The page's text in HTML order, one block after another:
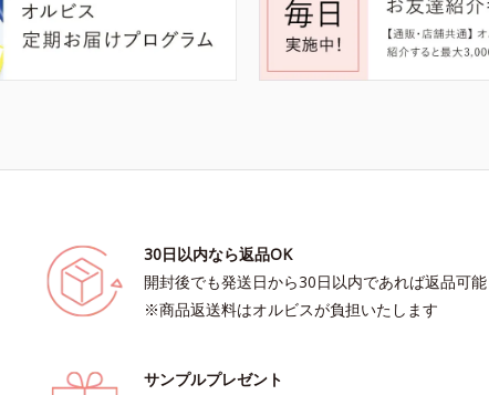
30日以内なら返品OK
開封後でも発送日から30日以内であれば返品可能
※商品返送料はオルビスが負担いたします
サンプルプレゼント